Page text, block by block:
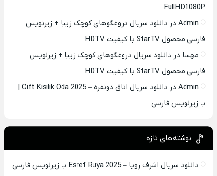
FullHD1080P
Adminدر دانلود سریال دروغگوهای کوچک زیبا + زیرنویس
فارسی محصول StarTV با کیفیت HDTV
مهسا در دانلود سریال دروغگوهای کوچک زیبا + زیرنویس
فارسی محصول StarTV با کیفیت HDTV
Adminدر
دانلود سریال اتاق دونفره – Cift Kisilik Oda 2025 |
با زیرنویس فارسی
نوشته‌های تازه
دانلود سریال اشرف رویا – Esref Ruya 2025 با زیرنویس فارسی